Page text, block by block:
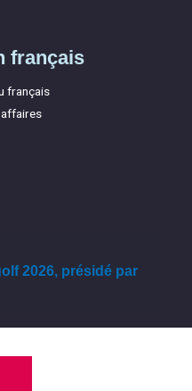
français
français
2026, présidé par